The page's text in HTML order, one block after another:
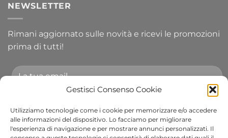
Gestisci Consenso Cookie
Utilizziamo tecnologie come i cookie per memorizzare e/o accedere
alle informazioni del dispositivo. Lo facciamo per migliorare
l'esperienza di navigazione e per mostrare annunci personalizzati. Il
NEWSLETTER
Rimani aggiornato sulle novità e ricevi le promozioni
prima di tutti!
Accetto le condizioni generali e di ricevere le
newsletter.